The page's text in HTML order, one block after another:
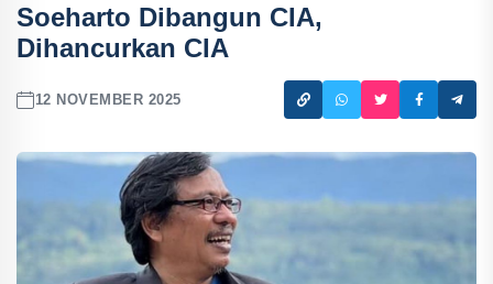
Soeharto Dibangun CIA,
Dihancurkan CIA
12 NOVEMBER 2025